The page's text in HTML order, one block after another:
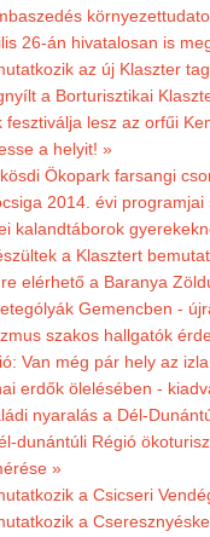
26-án hivatalosan is
az új Klaszter
a Borturisztikai
fesztiválja lesz az orfűi
a helyit! »
Ökopark farsangi
2014. évi programjai
kalandtáborok
a Klasztert
elérhető a Baranya
Gemencben -
szakos hallgatók
Van még pár hely az
erdők ölelésében -
nyaralás a Dél-
dunántúli Régió
»
a Csicseri
a